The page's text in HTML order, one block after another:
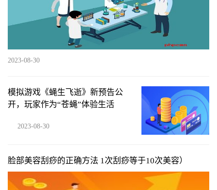
2023-08-30
模拟游戏《蝇生飞逝》新预告公
开，玩家作为“苍蝇”体验生活
2023-08-30
脸部美容刮痧的正确方法 1次刮痧等于10次美容）